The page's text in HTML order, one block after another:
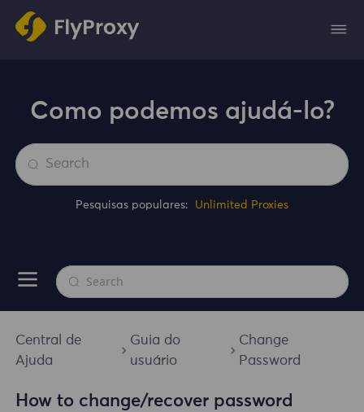
Como podemos ajudá-lo?
Pesquisas populares: Unlimited Proxies
Central de
Ajuda
Guia do
usuário
Change
Password
How to change/recover password